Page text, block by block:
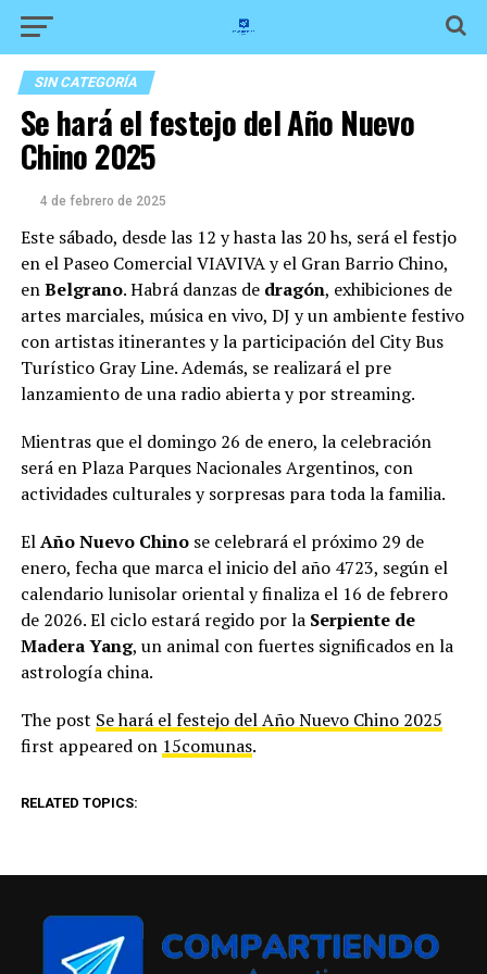
SIN CATEGORÍA
Se hará el festejo del Año Nuevo
Chino 2025
4 de febrero de 2025
Este sábado, desde las 12 y hasta las 20 hs, será el festjo
en el Paseo Comercial VIAVIVA y el Gran Barrio Chino,
enBelgrano. Habrá danzas de dragón, exhibiciones de
artes marciales, música en vivo, DJ y un ambiente festivo
con artistas itinerantes y la participación del City Bus
Turístico Gray Line. Además, se realizará el pre
lanzamiento de una radio abierta y por streaming.
Mientras que el domingo 26 de enero, la celebración
será en Plaza Parques Nacionales Argentinos, con
actividades culturales y sorpresas para toda la familia.
ElAño Nuevo Chinose celebrará el próximo 29 de
enero, fecha que marca el inicio del año 4723, según el
calendario lunisolar oriental y finaliza el 16 de febrero
de 2026. El ciclo estará regido por la Serpiente de
Madera Yang, un animal con fuertes significados en la
astrología china.
The post Se hará el festejo del Año Nuevo Chino 2025
first appeared on 15comunas.
RELATED TOPICS: